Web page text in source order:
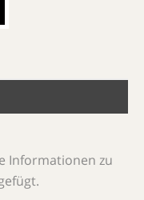
Informationen zu